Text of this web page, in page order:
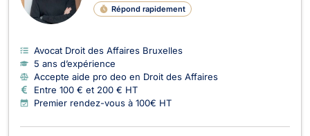
Répond rapidement
Avocat Droit des Affaires Bruxelles
5 ans d’expérience
Accepte aide pro deo en Droit des Affaires
Entre 100 € et 200 € HT
Premier rendez-vous à 100€ HT